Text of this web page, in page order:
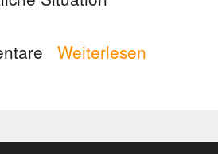
Weiterlesen